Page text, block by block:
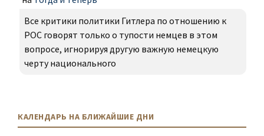
Все критики политики Гитлера по отношению к
РОС говорят только о тупости немцев в этом
вопросе, игнорируя другую важную немецкую
черту национального
КАЛЕНДАРЬ НА БЛИЖАЙШИЕ ДНИ